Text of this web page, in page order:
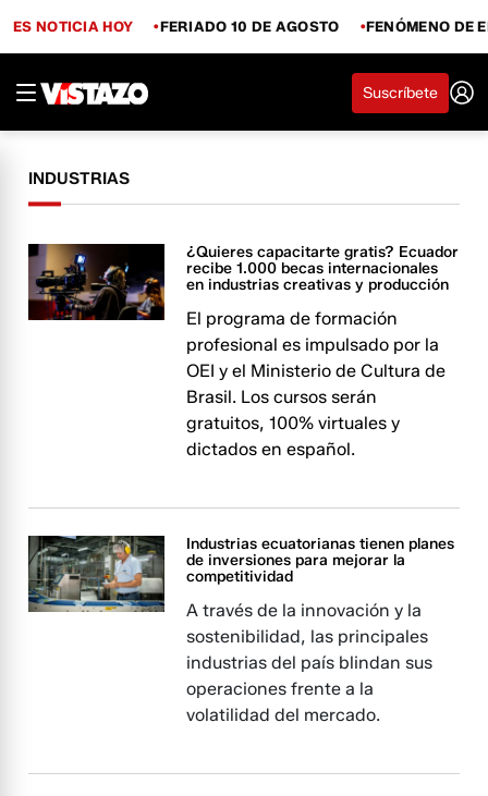
ES NOTICIA HOY FERIADO 10 DE AGOSTO FENÓMENO DE
Suscríbete
INDUSTRIAS
¿Quieres capacitarte gratis? Ecuador
recibe 1.000 becas internacionales
en industrias creativas y producción
El programa de formación
profesional es impulsado por la
OEI y el Ministerio de Cultura de
Brasil. Los cursos serán
gratuitos, 100% virtuales y
dictados en español.
Industrias ecuatorianas tienen planes
de inversiones para mejorar la
competitividad
A través de la innovación y la
sostenibilidad, las principales
industrias del país blindan sus
operaciones frente a la
volatilidad del mercado.